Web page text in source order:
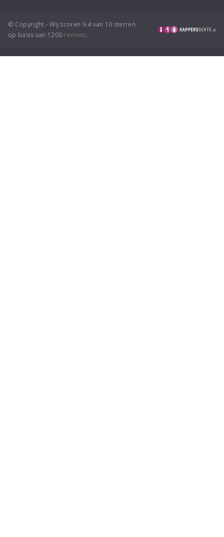
© Copyright - Wij scoren 9.4 van 10 sterren
op basis van 1200 reviews.